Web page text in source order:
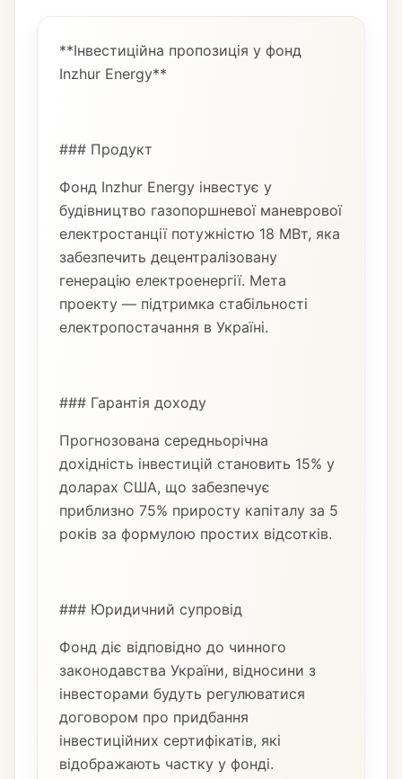
**Інвестиційна пропозиція у фонд
Inzhur Energy**
### Продукт
Фонд Inzhur Energy інвестує у
будівництво газопоршневої маневрової
електростанції потужністю 18 МВт, яка
забезпечить децентралізовану
генерацію електроенергії. Мета
проекту — підтримка стабільності
електропостачання в Україні.
### Гарантія доходу
Прогнозована середньорічна
дохідність інвестицій становить 15% у
доларах США, що забезпечує
приблизно 75% приросту капіталу за 5
років за формулою простих відсотків.
### Юридичний супровід
Фонд діє відповідно до чинного
законодавства України, відносини з
інвесторами будуть регулюватися
договором про придбання
інвестиційних сертифікатів, які
відображають частку у фонді.